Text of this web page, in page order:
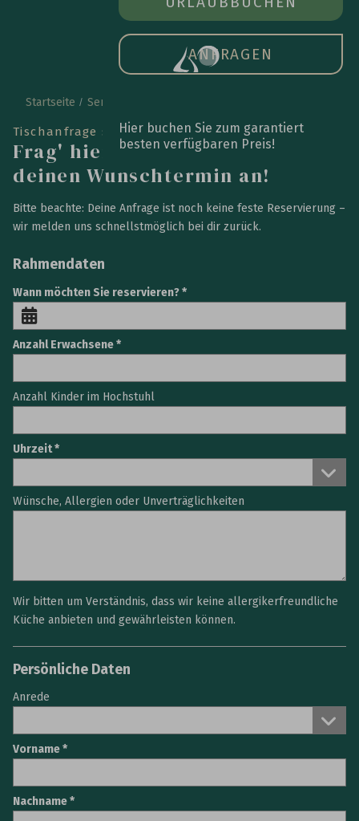
DAS
ANFRAGEN
Hier buchen Sie zum garantiert
besten verfügbaren Preis!
Startseite Service
Tischanfrage stellen
Frag' hier ganz unkompliziert
deinen Wunschtermin an!
Bitte beachte: Deine Anfrage ist noch keine feste Reservierung –
wir melden uns schnellstmöglich bei dir zurück.
Rahmendaten
Wann möchten Sie reservieren?
Anzahl Erwachsene
Anzahl Kinder im Hochstuhl
Uhrzeit
Wünsche, Allergien oder Unverträglichkeiten
Wir bitten um Verständnis, dass wir keine allergikerfreundliche
Küche anbieten und gewährleisten können.
Persönliche Daten
Anrede
Vorname
Nachname